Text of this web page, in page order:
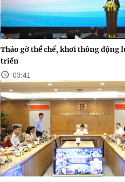
Tháo gỡ thể chế, khơi thông động
triển
03:41